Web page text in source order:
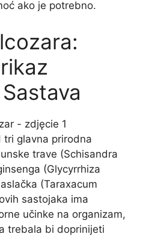
ako je potrebno.
tri glavna prirodna
trave (Schisandra
(Glycyrrhiza
(Taraxacum
sastojaka ima
učinke na organizam,
trebala bi doprinijeti